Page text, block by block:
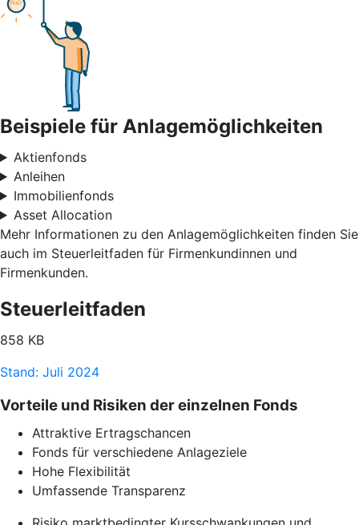
Beispiele für Anlagemöglichkeiten
Aktienfonds
Anleihen
Immobilienfonds
Asset Allocation
Mehr Informationen zu den Anlagemöglichkeiten finden Sie
auch im Steuerleitfaden für Firmenkundinnen und
Firmenkunden.
Steuerleitfaden
858 KB
Stand: Juli 2024
Vorteile und Risiken der einzelnen Fonds
Attraktive Ertragschancen
Fonds für verschiedene Anlageziele
Hohe Flexibilität
Umfassende Transparenz